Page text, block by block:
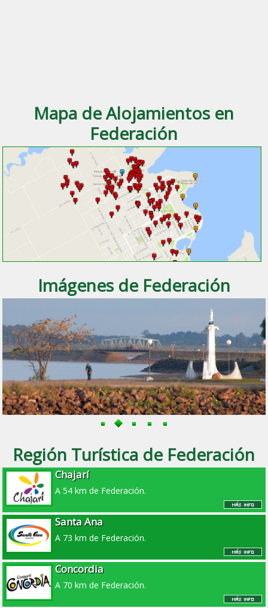
Mapa de Alojamientos en
Federación
Imágenes de Federación
Región Turística de Federación
Chajarí
A 54 km de Federación.
Santa Ana
A 73 km de Federación.
Concordia
A 70 km de Federación.